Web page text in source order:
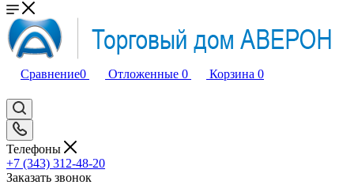
Сравнение0 Отложенные 0 Корзина 0
Телефоны
+7 (343) 312-48-20
Заказать звонок